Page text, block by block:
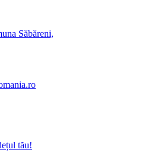
Săbăreni,
tău!